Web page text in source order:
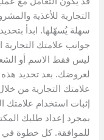
التجارية للأغذية
سهلة يُسهّلها. ابدأ
جوانب علامتك
ليس فقط الاسم أو
لعروضك. بعد تحديد هذه
علامتك التجارية من
إثبات استخدام علامتك
بمجرد إعداد طلبك
للموافقة. كل خطوة في